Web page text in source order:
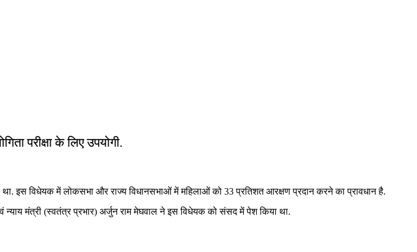
परीक्षा के लिए उपयोगी.
इस विधेयक में लोकसभा और राज्य विधानसभाओं में महिलाओं को 33 प्रतिशत आरक्षण प्रदान करने का प्रावधान है.
मंत्री (स्वतंत्र प्रभार) अर्जुन राम मेघवाल ने इस विधेयक को संसद में पेश किया था.